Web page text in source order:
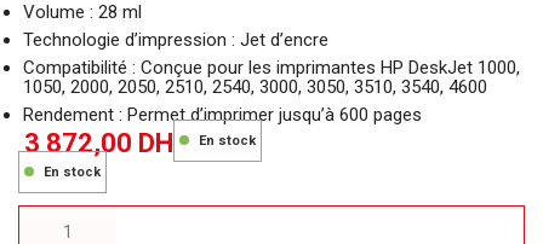
Volume : 28 ml
Technologie d’impression : Jet d’encre
Compatibilité : Conçue pour les imprimantes HP DeskJet 1000,
1050, 2000, 2050, 2510, 2540, 3000, 3050, 3510, 3540, 4600
Rendement : Permet d’imprimer jusqu’à 600 pages
3 872,00 DH
En stock
En stock